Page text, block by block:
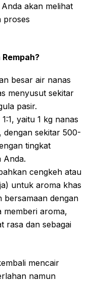
akan melihat
proses
besar air nanas
menyusut sekitar
pasir.
yaitu 1 kg nanas
dengan sekitar 500-
tingkat
Anda.
cengkeh atau
untuk aroma khas
bersamaan dengan
memberi aroma,
rasa dan sebagai
mencair
namun